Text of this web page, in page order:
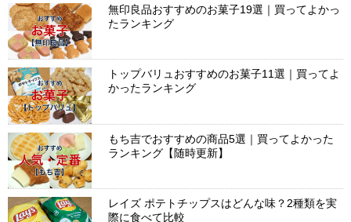
無印良品おすすめのお菓子19選｜買ってよかっ
たランキング
トップバリュおすすめのお菓子11選｜買ってよ
かったランキング
もち吉でおすすめの商品5選｜買ってよかった
ランキング【随時更新】
レイズ ポテトチップスはどんな味？2種類を実
際に食べて比較